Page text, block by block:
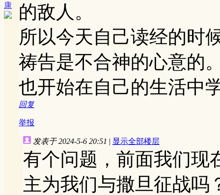
康
的敌人。
所以今天自己读经的时
祷告是不合神的心意的
也开始在自己的生活中
回复
举报
发表于 2024-5-6 20:51 | 显示全部楼层
有个问题，前面我们现
主为我们与撒旦征战吗